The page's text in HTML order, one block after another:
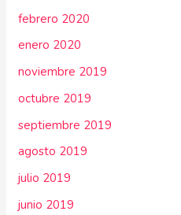
febrero 2020
enero 2020
noviembre 2019
octubre 2019
septiembre 2019
agosto 2019
julio 2019
junio 2019